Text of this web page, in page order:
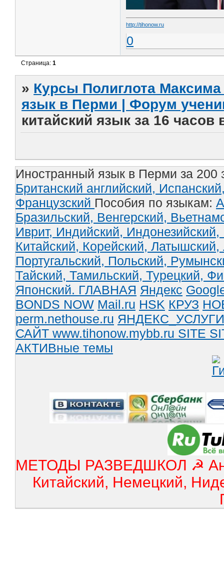
http://tihonow.ru
0
Страница:1
» Курсы Полиглота
язык в Перми | Форум
китайский язык за 16 часов
Иностранный язык в Перми за 200
Британский английский,
Французский Пособия по языкам:
Бразильский, Венгерский,
Иврит, Индийский, Индонезийский,
Китайский, Корейский, Латышский,
Португальский, Польский,
Тайский, Тамильский, Турецкий,
Японский. ГЛАВНАЯ Яндекс
BONDS NOW Mail.ru HSK КРУЗ
perm.nethouse.ru ЯНДЕКС_УСЛУГИ
САЙТ www.tihonow.mybb.ru SITE
АКТИВные темы
МЕТОДЫ РАЗВЕДШКОЛ ☭
Китайский, Немецкий,